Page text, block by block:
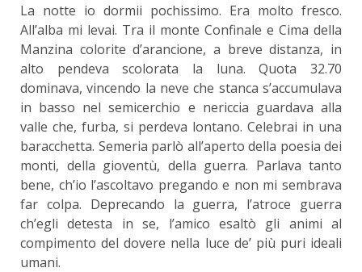
La notte io dormii pochissimo. Era molto fresco.
All’alba mi levai. Tra il monte Confinale e Cima della
Manzina colorite d’arancione, a breve distanza, in
alto pendeva scolorata la luna. Quota 32.70
dominava, vincendo la neve che stanca s’accumulava
in basso nel semicerchio e nericcia guardava alla
valle che, furba, si perdeva lontano. Celebrai in una
baracchetta. Semeria parlò all’aperto della poesia dei
monti, della gioventù, della guerra. Parlava tanto
bene, ch’io l’ascoltavo pregando e non mi sembrava
far colpa. Deprecando la guerra, l’atroce guerra
ch’egli detesta in se, l’amico esaltò gli animi al
compimento del dovere nella luce de’ più puri ideali
umani.